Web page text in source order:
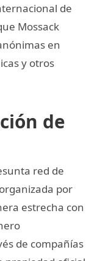
de
Mossack
en
y otros
de
red de
por
estrecha con
de compañías